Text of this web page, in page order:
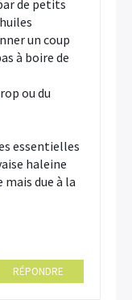
de petits
un coup
à boire de
ou du
essentielles
haleine
due à la
RÉPONDRE